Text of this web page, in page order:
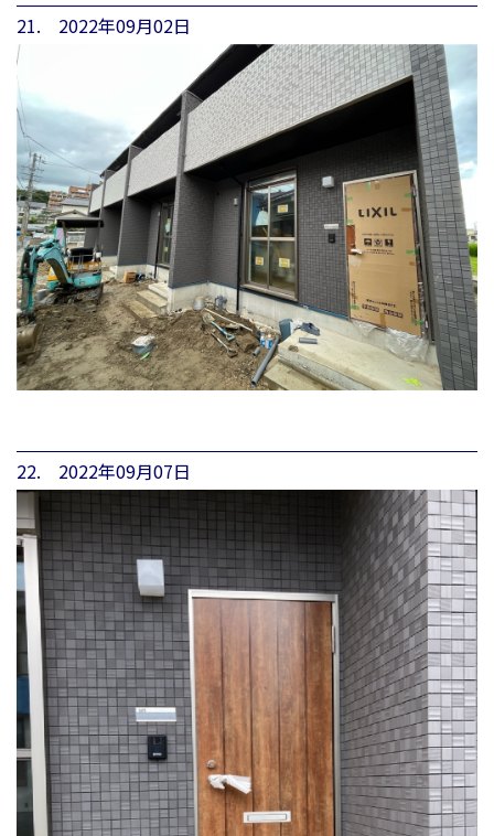
21. 2022年09月02日
22. 2022年09月07日